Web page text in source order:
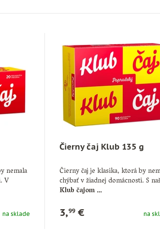
nemala
V
na sklade
Čierny čaj Klub 135 g
Čierny čaj je klasika, ktorá by
chýbať v žiadnej domácnosti. S
Klub čajom …
3,99€ na